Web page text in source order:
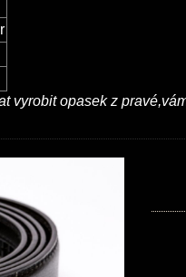
vyrobit opasek z